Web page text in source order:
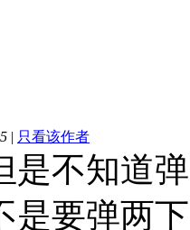
| 只看该作者
是不知道
是要弹两下